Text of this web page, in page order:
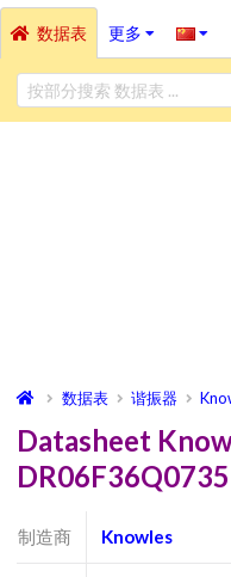
数据表 更多
数据表 谐振器
Datasheet
制造商 Knowles